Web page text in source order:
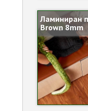
Ламиниран
Brown 8mm